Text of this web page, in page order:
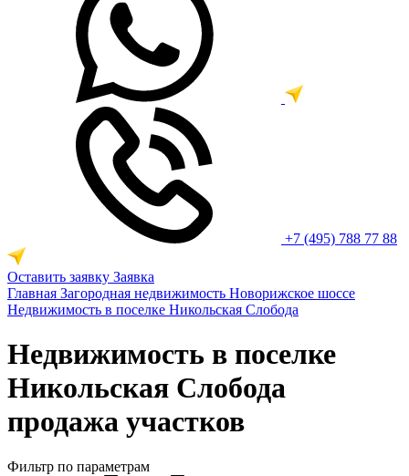
+7 (495) 788 77 88
Оставить заявку Заявка
Главная Загородная недвижимость Новорижское шоссе
Недвижимость в поселке Никольская Слобода
Недвижимость в поселке
Никольская Слобода
продажа участков
Фильтр по параметрам